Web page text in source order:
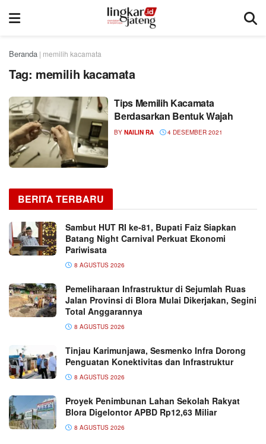
Beranda | memilih kacamata
Tag: memilih kacamata
Tips Memilih Kacamata
Berdasarkan Bentuk Wajah
BY NAILIN RA 4 DESEMBER 2021
BERITA TERBARU
Sambut HUT RI ke-81, Bupati Faiz Siapkan
Batang Night Carnival Perkuat Ekonomi
Pariwisata
8 AGUSTUS 2026
Pemeliharaan Infrastruktur di Sejumlah Ruas
Jalan Provinsi di Blora Mulai Dikerjakan, Segini
Total Anggarannya
8 AGUSTUS 2026
Tinjau Karimunjawa, Sesmenko Infra Dorong
Penguatan Konektivitas dan Infrastruktur
8 AGUSTUS 2026
Proyek Penimbunan Lahan Sekolah Rakyat
Blora Digelontor APBD Rp12,63 Miliar
8 AGUSTUS 2026